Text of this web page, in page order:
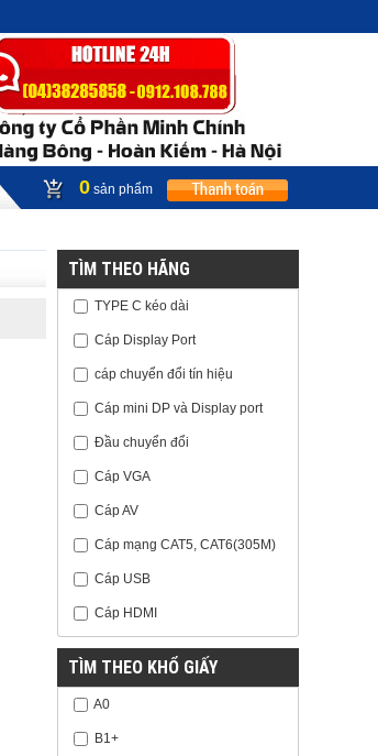
0 sản phẩm
TÌM THEO HÃNG
TYPE C kéo dài
Cáp Display Port
cáp chuyển đổi tín hiệu
Cáp mini DP và Display port
Đầu chuyển đổi
Cáp VGA
Cáp AV
Cáp mạng CAT5, CAT6(305M)
Cáp USB
Cáp HDMI
TÌM THEO KHỔ GIẤY
A0
B1+